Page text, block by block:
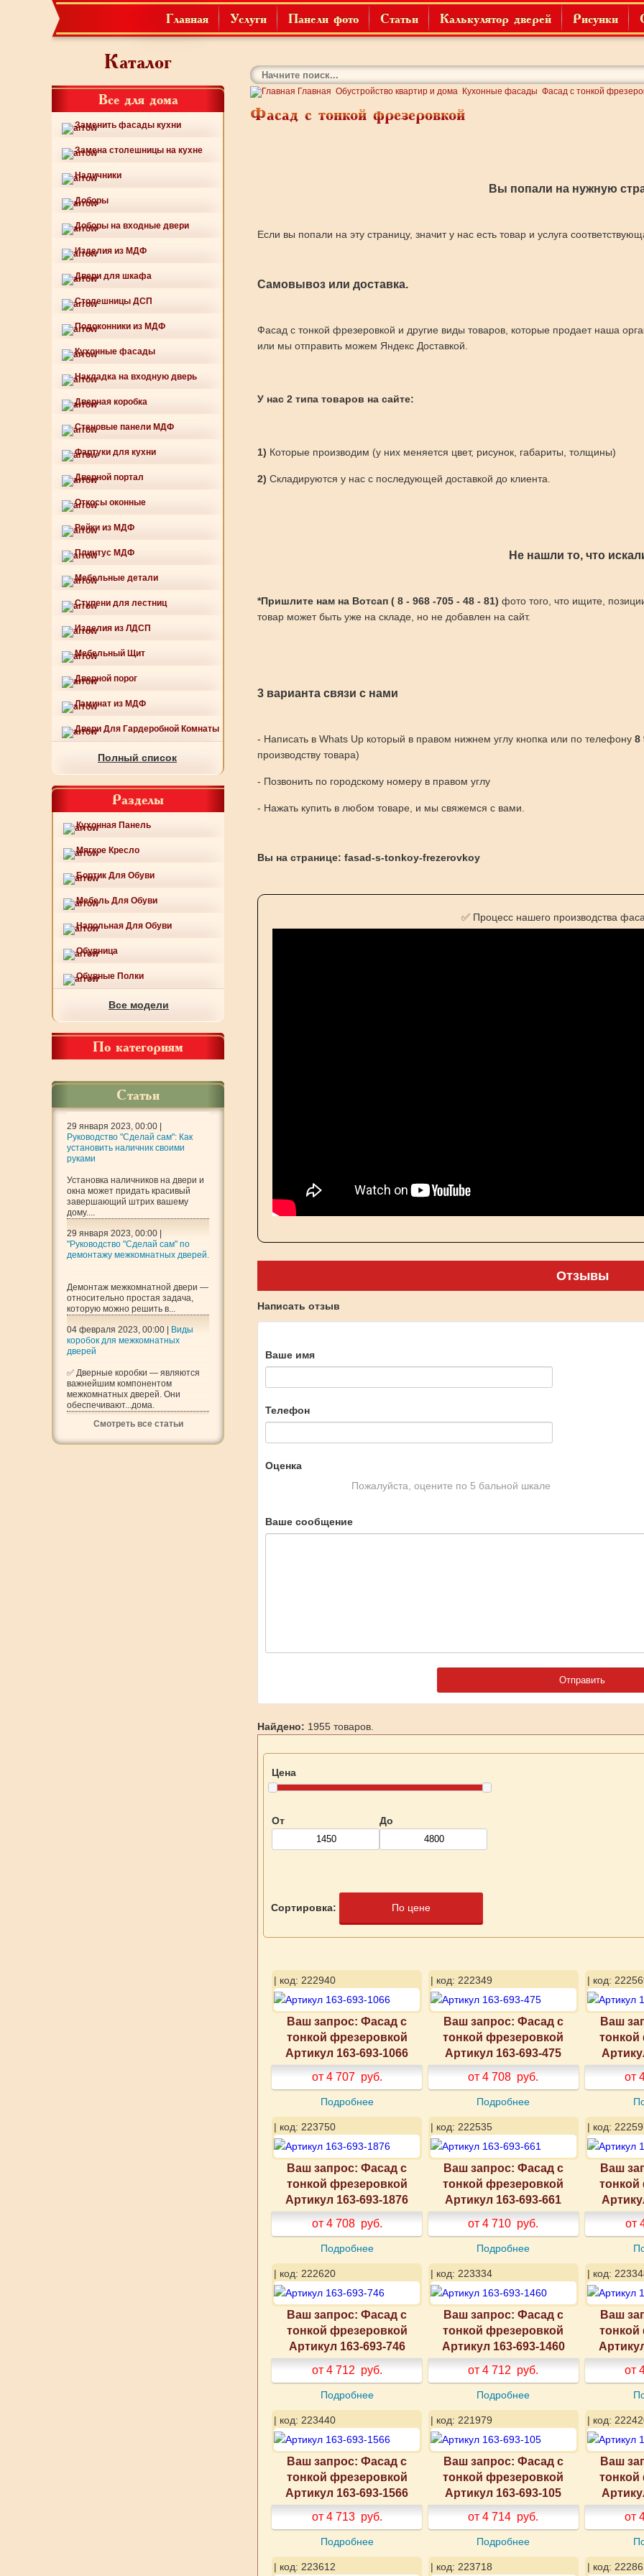
Главная Услуги Панели фото Статьи Калькулятор дверей Рисунки
Каталог
Все для дома
Заменить фасады кухни
Замена столешницы на кухне
Наличники
Доборы
Доборы на входные двери
Изделия из МДФ
Двери для шкафа
Столешницы ДСП
Подоконники из МДФ
Кухонные фасады
Накладка на входную дверь
Дверная коробка
Стеновые панели МДФ
Фартуки для кухни
Дверной портал
Откосы оконные
Рейки из МДФ
Плинтус МДФ
Мебельные детали
Ступени для лестниц
Изделия из ЛДСП
Мебельный Щит
Дверной порог
Ламинат из МДФ
Двери Для Гардеробной Комнаты
Полный список
Разделы
Кухонная Панель
Мягкое Кресло
Бортик Для Обуви
Мебель Для Обуви
Напольная Для Обуви
Обувница
Обувные Полки
Все модели
По категориям
Статьи
29 января 2023, 00:00 |
Руководство "Сделай сам": Как
установить наличник своими
руками
Установка наличников на двери и
окна может придать красивый
завершающий штрих вашему
дому....
29 января 2023, 00:00 |
"Руководство "Сделай сам" по
демонтажу межкомнатных дверей.
Демонтаж межкомнатной двери —
относительно простая задача,
которую можно решить в...
04 февраля 2023, 00:00 |
Виды
коробок для межкомнатных
дверей
✅ Дверные коробки — являются
важнейшим компонентом
межкомнатных дверей. Они
обеспечивают...дома.
Смотреть все статьи
Главная Обустройство квартир и дома Кухонные фасады Фасад с тонкой
Фасад с тонкой фрезеровкой
Вы попали на нужную
Если вы попали на эту страницу, значит у нас есть товар и услуга
Самовывоз или доставка.
Фасад с тонкой фрезеровкой и другие виды товаров, которые продает наша
или мы отправить можем Яндекс Доставкой.
У нас 2 типа товаров на сайте:
1) Которые производим (у них меняется цвет, рисунок, габариты, толщины)
2) Складируются у нас с последующей доставкой до клиента.
Не нашли то, что
*Пришлите нам на Вотсап ( 8 - 968 -705 - 48 - 81) фото того, что ищите,
товар может быть уже на складе, но не добавлен на сайт.
3 варианта связи с нами
- Написать в Whats Up который в правом нижнем углу кнопка или по телефону 8
производству товара)
- Позвонить по городскому номеру в правом углу
- Нажать купить в любом товаре, и мы свяжемся с вами.
Вы на странице: fasad-s-tonkoy-frezerovkoy
✅ Процесс нашего производства
Отзывы
Написать отзыв
Ваше имя
Телефон
Оценка
Пожалуйста, оцените по 5 бальной шкале
Ваше сообщение
Найдено: 1955 товаров.
Цена
От До
Сортировка: По цене
| код: 222940
Ваш запрос: Фасад с
тонкой фрезеровкой
Артикул 163-693-1066
от 4 707 руб.
Подробнее
| код: 222349
Ваш запрос: Фасад с
тонкой фрезеровкой
Артикул 163-693-475
от 4 708 руб.
Подробнее
| код:
Ваш
тонкой
от
| код: 223750
Ваш запрос: Фасад с
тонкой фрезеровкой
Артикул 163-693-1876
от 4 708 руб.
Подробнее
| код: 222535
Ваш запрос: Фасад с
тонкой фрезеровкой
Артикул 163-693-661
от 4 710 руб.
Подробнее
| код:
Ваш
тонкой
от
| код: 222620
Ваш запрос: Фасад с
тонкой фрезеровкой
Артикул 163-693-746
от 4 712 руб.
Подробнее
| код: 223334
Ваш запрос: Фасад с
тонкой фрезеровкой
Артикул 163-693-1460
от 4 712 руб.
Подробнее
| код:
Ваш
тонкой
от
| код: 223440
Ваш запрос: Фасад с
тонкой фрезеровкой
Артикул 163-693-1566
от 4 713 руб.
Подробнее
| код: 221979
Ваш запрос: Фасад с
тонкой фрезеровкой
Артикул 163-693-105
от 4 714 руб.
Подробнее
| код:
Ваш
тонкой
от
| код: 223612 | код: 223718 | код: